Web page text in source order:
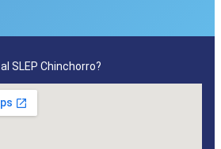
al SLEP Chinchorro?